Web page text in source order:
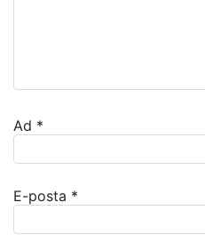
Ad *
E-posta *